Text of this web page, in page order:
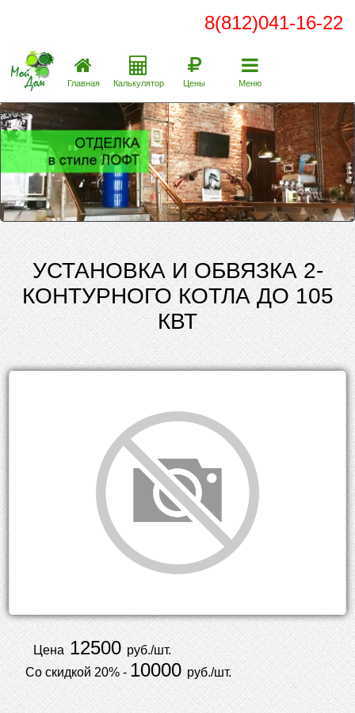
8(812)041-16-22
Главная Калькулятор Цены Меню
УСТАНОВКА И ОБВЯЗКА 2-
КОНТУРНОГО КОТЛА ДО 105
КВТ
Цена12500руб./шт.
Со скидкой 20% -10000руб./шт.